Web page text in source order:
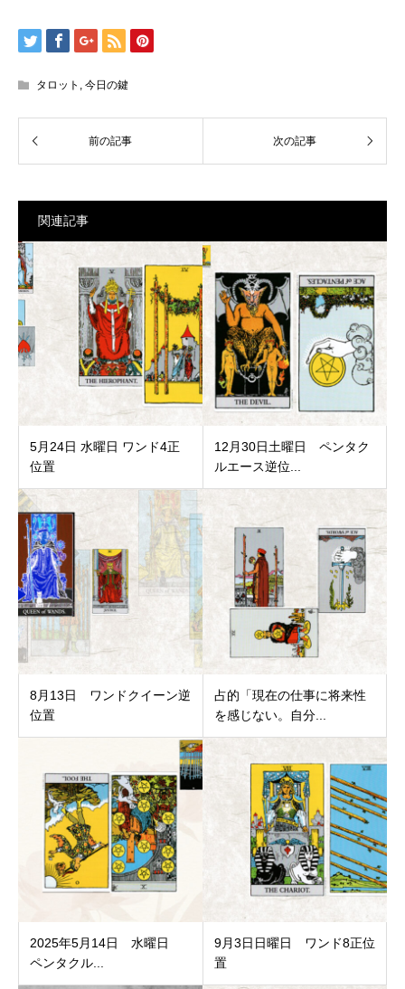
タロット 今日の鍵
関連記事
5月24日 水曜日 ワンド4正
位置
12月30日土曜日 ペンタク
ルエース逆位...
8月13日 ワンドクイーン逆
位置
占的「現在の仕事に将来性
を感じない。自分...
2025年5月14日 水曜日
ペンタクル...
9月3日日曜日 ワンド8正位
置